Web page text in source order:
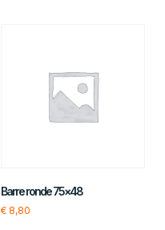
Barre ronde 75×48
€8,80